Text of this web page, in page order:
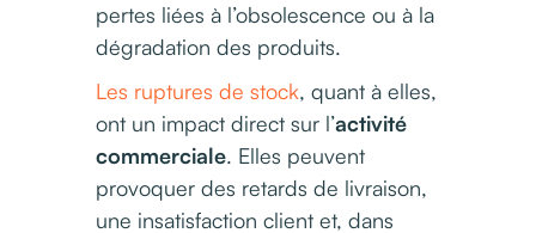
pertes liées à l’obsolescence ou à la
dégradation des produits.
Les ruptures de stock, quant à elles,
ont un impact direct sur l’activité
commerciale. Elles peuvent
provoquer des retards de livraison,
une insatisfaction client et, dans